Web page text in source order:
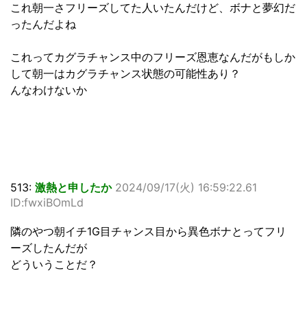
これ朝一さフリーズしてた人いたんだけど、ボナと夢幻だ
ったんだよね
これってカグラチャンス中のフリーズ恩恵なんだがもしか
して朝一はカグラチャンス状態の可能性あり？
んなわけないか
513: 激熱と申したか 2024/09/17(火) 16:59:22.61
ID:fwxiBOmLd
隣のやつ朝イチ1G目チャンス目から異色ボナとってフリ
ーズしたんだが
どういうことだ？